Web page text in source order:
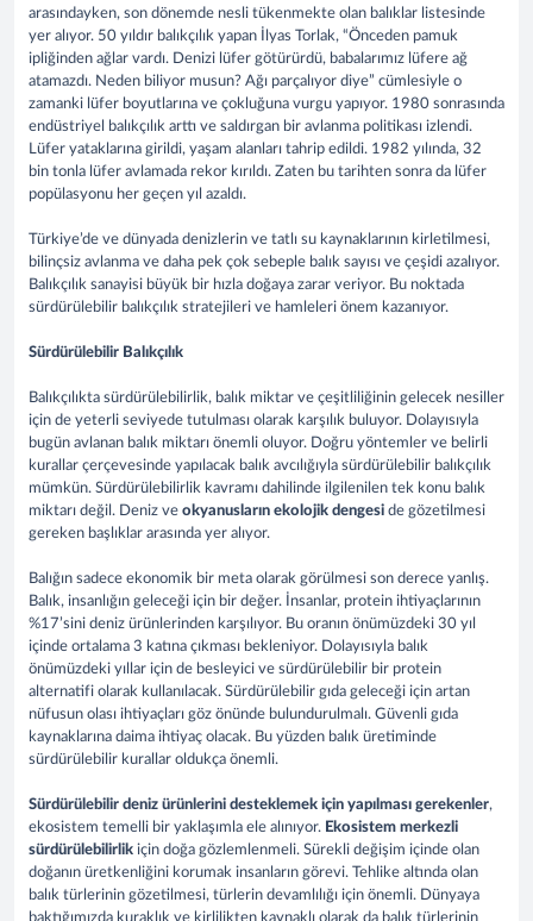
arasındayken, son dönemde nesli tükenmekte olan balıklar listesinde
yer alıyor. 50 yıldır balıkçılık yapan İlyas Torlak, “Önceden pamuk
ipliğinden ağlar vardı. Denizi lüfer götürürdü, babalarımız lüfere ağ
atamazdı. Neden biliyor musun? Ağı parçalıyor diye” cümlesiyle o
zamanki lüfer boyutlarına ve çokluğuna vurgu yapıyor. 1980 sonrasında
endüstriyel balıkçılık arttı ve saldırgan bir avlanma politikası izlendi.
Lüfer yataklarına girildi, yaşam alanları tahrip edildi. 1982 yılında, 32
bin tonla lüfer avlamada rekor kırıldı. Zaten bu tarihten sonra da lüfer
popülasyonu her geçen yıl azaldı.
Türkiye’de ve dünyada denizlerin ve tatlı su kaynaklarının kirletilmesi,
bilinçsiz avlanma ve daha pek çok sebeple balık sayısı ve çeşidi azalıyor.
Balıkçılık sanayisi büyük bir hızla doğaya zarar veriyor. Bu noktada
sürdürülebilir balıkçılık stratejileri ve hamleleri önem kazanıyor.
Sürdürülebilir Balıkçılık
Balıkçılıkta sürdürülebilirlik, balık miktar ve çeşitliliğinin gelecek nesiller
için de yeterli seviyede tutulması olarak karşılık buluyor. Dolayısıyla
bugün avlanan balık miktarı önemli oluyor. Doğru yöntemler ve belirli
kurallar çerçevesinde yapılacak balık avcılığıyla sürdürülebilir balıkçılık
mümkün. Sürdürülebilirlik kavramı dahilinde ilgilenilen tek konu balık
miktarı değil. Deniz ve okyanusların ekolojik dengesi de gözetilmesi
gereken başlıklar arasında yer alıyor.
Balığın sadece ekonomik bir meta olarak görülmesi son derece yanlış.
Balık, insanlığın geleceği için bir değer. İnsanlar, protein ihtiyaçlarının
%17’sini deniz ürünlerinden karşılıyor. Bu oranın önümüzdeki 30 yıl
içinde ortalama 3 katına çıkması bekleniyor. Dolayısıyla balık
önümüzdeki yıllar için de besleyici ve sürdürülebilir bir protein
alternatifi olarak kullanılacak. Sürdürülebilir gıda geleceği için artan
nüfusun olası ihtiyaçları göz önünde bulundurulmalı. Güvenli gıda
kaynaklarına daima ihtiyaç olacak. Bu yüzden balık üretiminde
sürdürülebilir kurallar oldukça önemli.
Sürdürülebilir deniz ürünlerini desteklemek için yapılması gerekenler,
ekosistem temelli bir yaklaşımla ele alınıyor. Ekosistem merkezli
sürdürülebilirlik için doğa gözlemlenmeli. Sürekli değişim içinde olan
doğanın üretkenliğini korumak insanların görevi. Tehlike altında olan
balık türlerinin gözetilmesi, türlerin devamlılığı için önemli. Dünyaya
baktığımızda kuraklık ve kirlilikten kaynaklı olarak da balık türlerinin